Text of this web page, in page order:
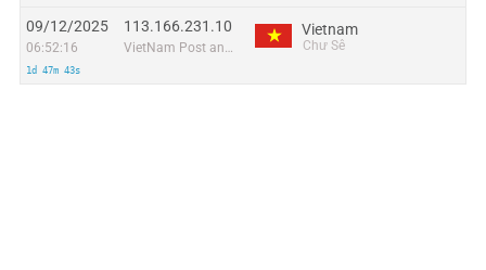
09/12/2025
06:52:16
1d 47m 43s
113.166.231.10
VietNam Post and Telecom Corporation
Vietnam
Chư Sê